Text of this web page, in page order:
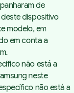
de
dispositivo
modelo, em
em conta a
não está a
neste
não está a